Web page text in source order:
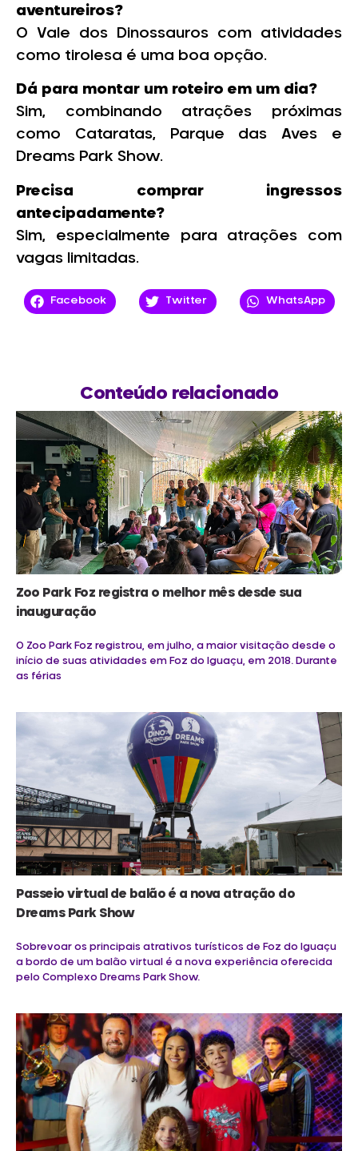
aventureiros?
O Vale dos Dinossauros com atividades
como tirolesa é uma boa opção.
Dá para montar um roteiro em um dia?
Sim, combinando atrações próximas
como Cataratas, Parque das Aves e
Dreams Park Show.
Precisa comprar ingressos
antecipadamente?
Sim, especialmente para atrações com
vagas limitadas.
Facebook Twitter WhatsApp
Conteúdo relacionado
Zoo Park Foz registra o melhor mês desde sua
inauguração
O Zoo Park Foz registrou, em julho, a maior visitação desde o
início de suas atividades em Foz do Iguaçu, em 2018. Durante
as férias
Passeio virtual de balão é a nova atração do
Dreams Park Show
Sobrevoar os principais atrativos turísticos de Foz do Iguaçu
a bordo de um balão virtual é a nova experiência oferecida
pelo Complexo Dreams Park Show.